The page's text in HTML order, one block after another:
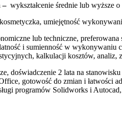
– wykształcenie średnie lub wyższe
umiejętność
lub techniczne,
i sumienność w
kalkulacji kosztów, analiz,
doświadczenie 2 lata na
gotowość do zmian i łatwości
programów Solidworks i